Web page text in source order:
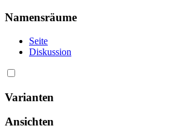
Namensräume
Seite
Diskussion
Varianten
Ansichten